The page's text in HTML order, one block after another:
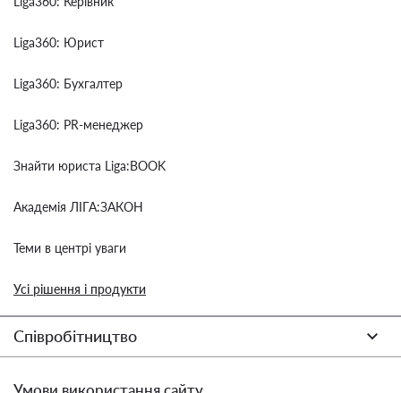
Liga360: Юрист
Liga360: Бухгалтер
Liga360: PR-менеджер
Знайти юриста Liga:BOOK
Академія ЛІГА:ЗАКОН
Теми в центрі уваги
Усі рішення і продукти
Співробітництво